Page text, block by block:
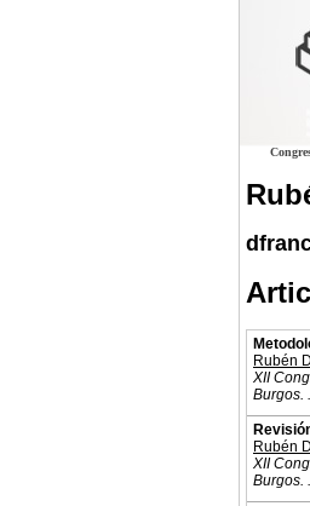
Rubén
XII
Burgos.
Rubén
XII
Burgos.